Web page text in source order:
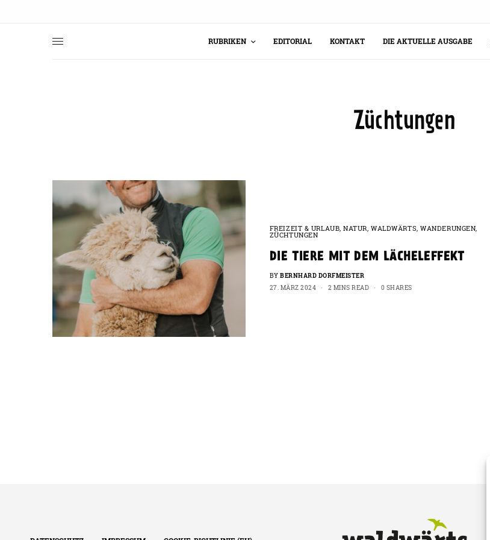
RUBRIKEN EDITORIAL KONTAKT DIE AKTUELLE AUSGABE
Züchtungen
FREIZEIT & URLAUB,NATUR,WALDWÄRTS,WANDERUNGEN,
ZÜCHTUNGEN
DIE TIERE MIT DEM LÄCHELEFFEKT
BY BERNHARD DORFMEISTER
27. MÄRZ 2024
2 MINS READ 0 SHARES